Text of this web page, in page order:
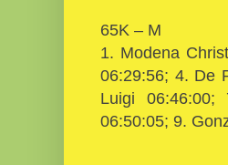
65K – M
1. Modena
06:29:56; 4. De
Luigi 06:46:00;
06:50:05; 9.